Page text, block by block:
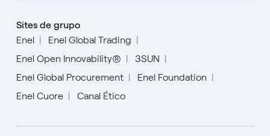
Sites de grupo
Enel
Enel Global Trading
Enel Open Innovability®
3SUN
Enel Global Procurement
Enel Foundation
Enel Cuore
Canal Ético